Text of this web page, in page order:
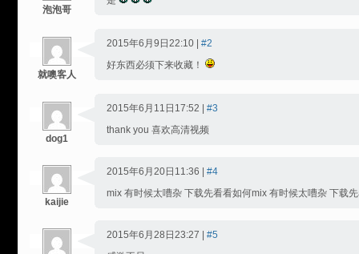
泡泡哥
就噢客人
2015年6月9日22:10 | #2
好东西必须下来收藏！
dog1
2015年6月11日17:52 | #3
thank you 喜欢高清视频
kaijie
2015年6月20日11:36 | #4
mix 有时候太嘈杂 下载先看看如何mix 有时候太嘈杂 下载
2015年6月28日23:27 | #5